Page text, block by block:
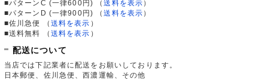
■パターンC (一律600円)
（送料を表示 ）
■パターンD (一律900円)
（送料を表示 ）
■佐川急便
（ 送料を表示 ）
■送料無料
（ 送料を表示 ）
配送について
当店では下記業者に配送をお願いしております。
日本郵便、佐川急便、西濃運輸、その他